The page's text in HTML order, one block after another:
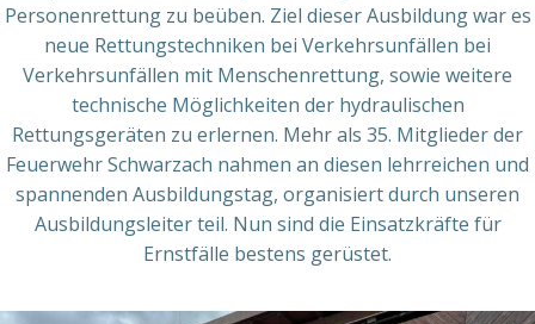
Personenrettung zu beüben. Ziel dieser Ausbildung war es
neue Rettungstechniken bei Verkehrsunfällen bei
Verkehrsunfällen mit Menschenrettung, sowie weitere
technische Möglichkeiten der hydraulischen
Rettungsgeräten zu erlernen. Mehr als 35. Mitglieder der
Feuerwehr Schwarzach nahmen an diesen lehrreichen und
spannenden Ausbildungstag, organisiert durch unseren
Ausbildungsleiter teil. Nun sind die Einsatzkräfte für
Ernstfälle bestens gerüstet.